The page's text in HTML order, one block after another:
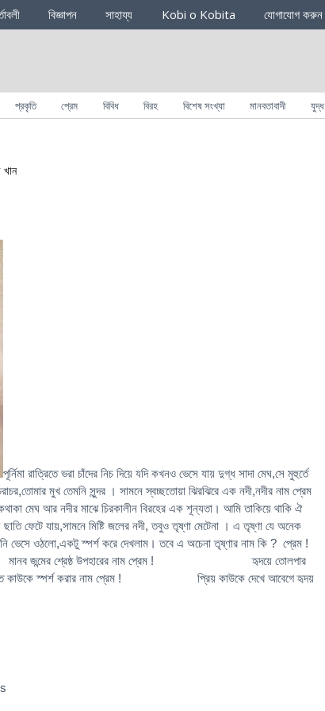
বিজ্ঞাপন সাহায্য Kobi o Kobita যোগাযোগ করুন
প্রকৃতি প্রেম বিবিধ বিরহ বিশেষ সংখ্যা মানবতাবাদী যুদ্ধ
খান
পূর্নিমা রাত্রিতে ভরা চাঁদের নিচ দিয়ে যদি কখনও ভেসে যায় দুগ্ধ সাদা মেঘ,সে মুহুর্তে
মুখ তেমনি সুন্দর । সামনে স্বচ্ছতোয়া ঝিরঝিরে এক নদী,নদীর নাম প্রেম
মেঘ আর নদীর মাঝে চিরকালীন বিরহের এক শূন্যতা। আমি তাকিয়ে থাকি ঐ
ফেটে যায়,সামনে মিষ্টি জলের নদী, তবুও তৃষ্ণা মেটেনা । এ তৃষ্ণা যে অনেক
ভেসে ওঠলো,একটু স্পর্শ করে দেখলাম। তবে এ অচেনা তৃষ্ণার নাম কি ? প্রেম !
নাম প্রেম ! হৃদয়ে তোলপার
কাউকে স্পর্শ করার নাম প্রেম ! প্রিয় কাউকে দেখে আবেগে হৃদয়